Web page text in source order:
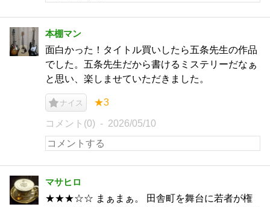
本棚マン
面白かった！タイトル買いしたら五条先生の作品
でした。五条先生だから書けるミステリーだなぁ
と思い、楽しませていただきました。
ナイス ★3
コメント(0) 2026/05/10
マサヒロ
★★★☆☆ まぁまぁ。 田舎町を舞台に若者が権